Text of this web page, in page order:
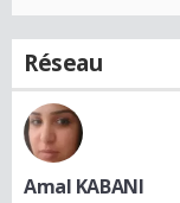
Réseau
Amal KABANI